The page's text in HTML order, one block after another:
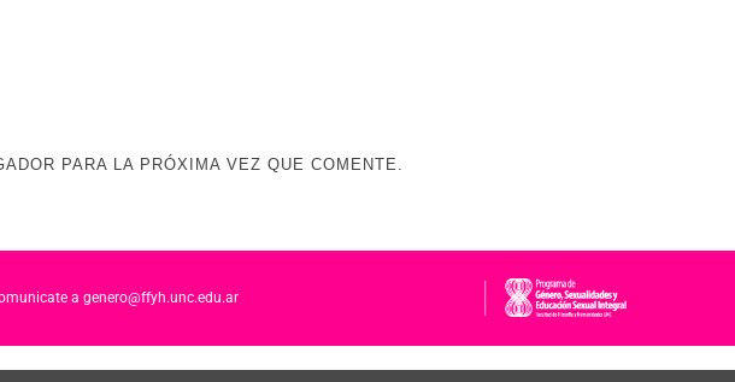
PARA LA PRÓXIMA VEZ QUE COMENTE.
a genero@ffyh.unc.edu.ar